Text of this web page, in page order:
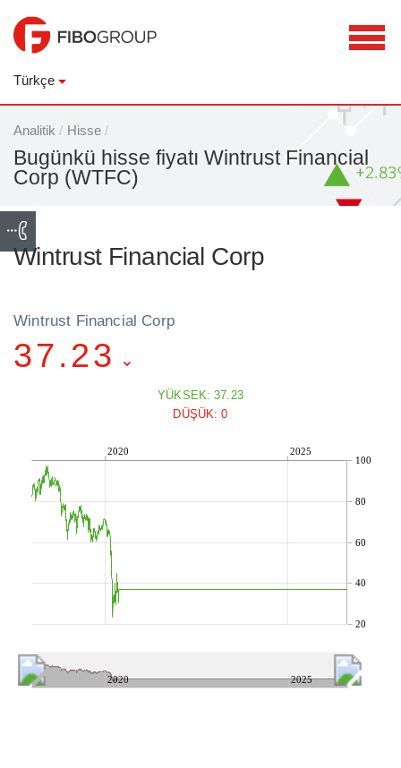
Türkçe
Analitik / Hisse /
Bugünkü hisse fiyatı Wintrust Financial
Corp (WTFC)
Wintrust Financial Corp
Wintrust Financial Corp
37.23
YÜKSEK: 37.23
DÜŞÜK: 0
2020 2025
20
40
60
80
100
2020 2025